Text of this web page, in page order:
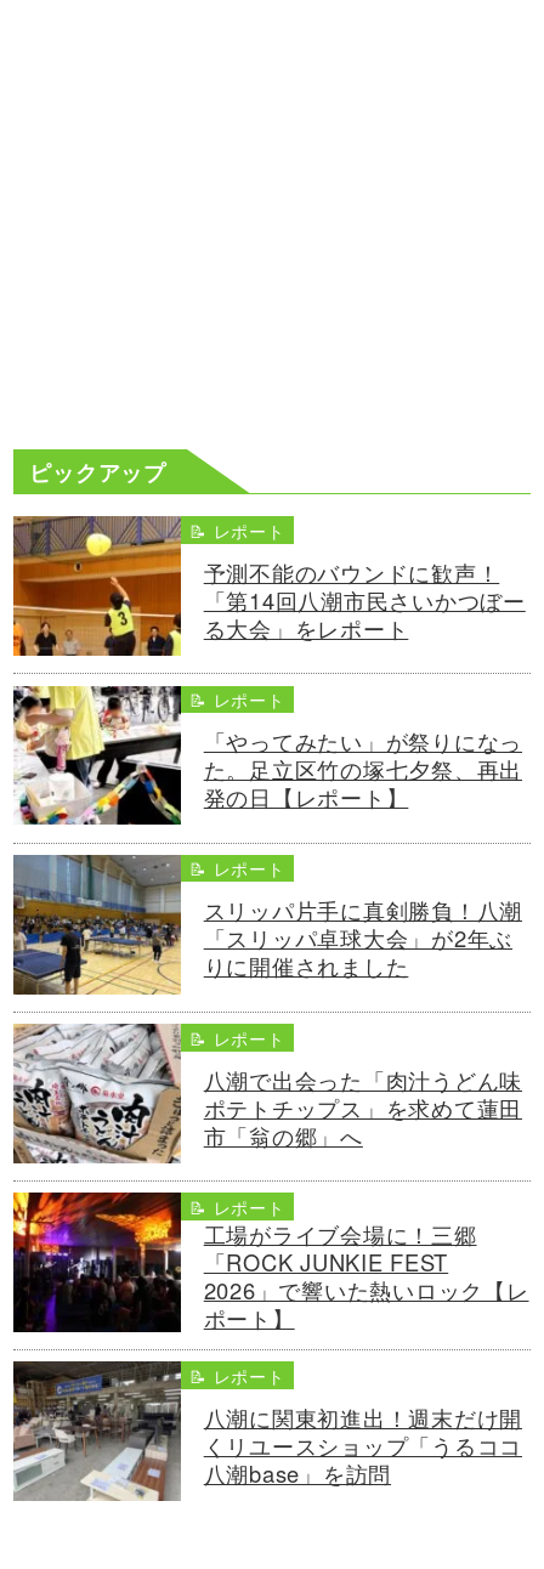
ピックアップ
📝 レポート
予測不能のバウンドに歓声！
「第14回八潮市民さいかつぼー
る大会」をレポート
📝 レポート
「やってみたい」が祭りになっ
た。足立区竹の塚七夕祭、再出
発の日【レポート】
📝 レポート
スリッパ片手に真剣勝負！八潮
「スリッパ卓球大会」が2年ぶ
りに開催されました
📝 レポート
八潮で出会った「肉汁うどん味
ポテトチップス」を求めて蓮田
市「翁の郷」へ
📝 レポート
工場がライブ会場に！三郷
「ROCK JUNKIE FEST
2026」で響いた熱いロック【レ
ポート】
📝 レポート
八潮に関東初進出！週末だけ開
くリユースショップ「うるココ
八潮base」を訪問